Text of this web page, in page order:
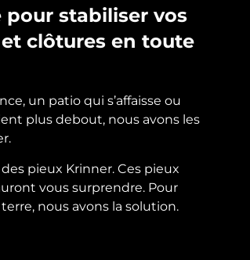
pour stabiliser vos
clôtures en toute
un patio qui s’affaisse ou
plus debout, nous avons les
pieux Krinner. Ces pieux
vous surprendre. Pour
nous avons la solution.